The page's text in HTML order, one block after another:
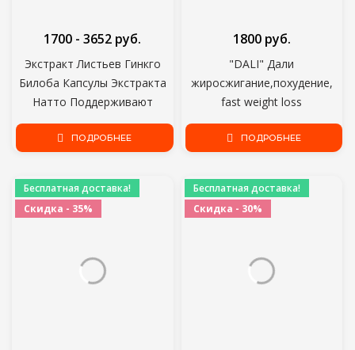
Экстракт Листьев Гинкго
Билоба Капсулы Экстракта
Натто Поддерживают
Память Настроение Ум Уход
За Мозгом и Сердцем
1700 - 3652 руб.
ПОДРОБНЕЕ
"DALI" Дали
жиросжигание,похудение,
fast weight loss
1800 руб.
ПОДРОБНЕЕ
Бесплатная доставка!
Скидка - 35%
Бесплатная доставка!
Скидка - 30%